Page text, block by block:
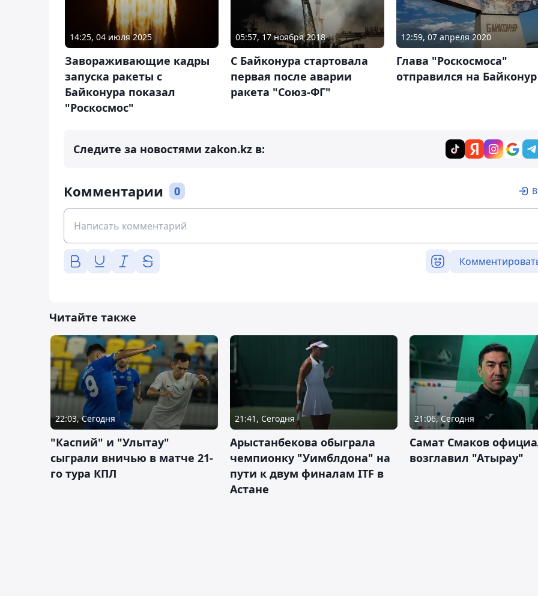
14:25, 04 июля 2025
Завораживающие кадры
запуска ракеты с
Байконура показал
"Роскосмос"
05:57, 17 ноября 2018
С Байконура стартовала
первая после аварии
ракета "Союз-ФГ"
12:59, 07 апреля 2020
Глава "Роскосмоса"
отправился на Байконур
Следите за новостями zakon.kz в:
Комментарии 0
Читайте также
22:03, Сегодня
"Каспий" и "Улытау"
сыграли вничью в матче 21-
го тура КПЛ
21:41, Сегодня
Арыстанбекова обыграла
чемпионку "Уимблдона" на
пути к двум финалам ITF в
Астане
21:06, Сегодня
Самат Смаков
возглавил "Атырау"